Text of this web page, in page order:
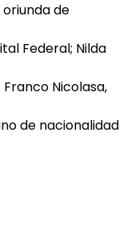
oriunda de
Federal; Nilda
Nicolasa,
de nacionalidad